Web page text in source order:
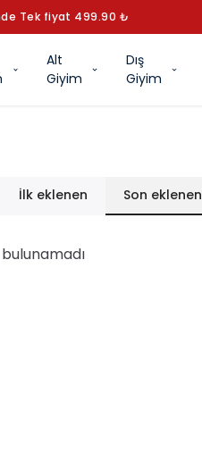
Tek fiyat 499.90 ₺
Alt
Giyim
Dış
Giyim
İlk eklenen Son eklenen
bulunamadı